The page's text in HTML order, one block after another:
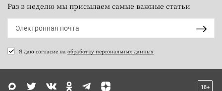
Раз в неделю мы присылаем самые важные статьи
Я даю согласие на обработку персональных данных
18+